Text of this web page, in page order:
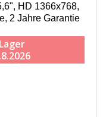
HD 1366x768,
2 Jahre Garantie